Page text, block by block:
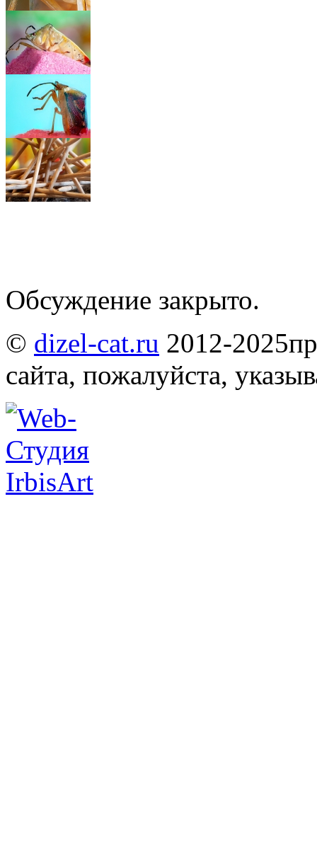
Обсуждение закрыто.
© dizel-cat.ru 2012-2025
сайта, пожалуйста,